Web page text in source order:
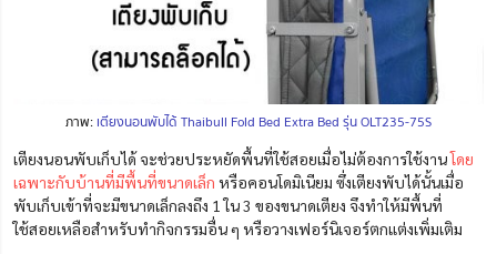
ภาพ: เตียงนอนพับได้ Thaibull Fold Bed Extra Bed รุ่น OLT235-75S
เตียงนอนพับเก็บได้ จะช่วยประหยัดพื้นที่ใช้สอยเมื่อไม่ต้องการใช้งานโดย
เฉพาะกับบ้านที่มีพื้นที่ขนาดเล็ก หรือคอนโดมิเนียม ซึ่งเตียงพับได้นั้นเมื่อ
พับเก็บเข้าที่จะมีขนาดเล็กลงถึง 1 ใน 3 ของขนาดเตียง จึงทำให้มีพื้นที่
ใช้สอยเหลือสำหรับทำกิจกรรมอื่น ๆ หรือวางเฟอร์นิเจอร์ตกแต่งเพิ่มเติม